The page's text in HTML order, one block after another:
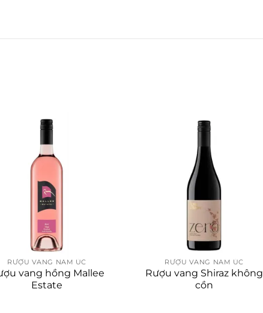
RƯỢU VANG NAM ÚC
vang hồng Mallee
Estate
RƯỢU VANG NAM ÚC
Rượu vang Shiraz không
cồn